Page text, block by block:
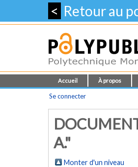
< Retour au
Accueil À propos
Se connecter
A."
Monter d'un niveau